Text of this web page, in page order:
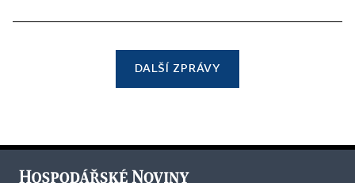
DALŠÍ ZPRÁVY